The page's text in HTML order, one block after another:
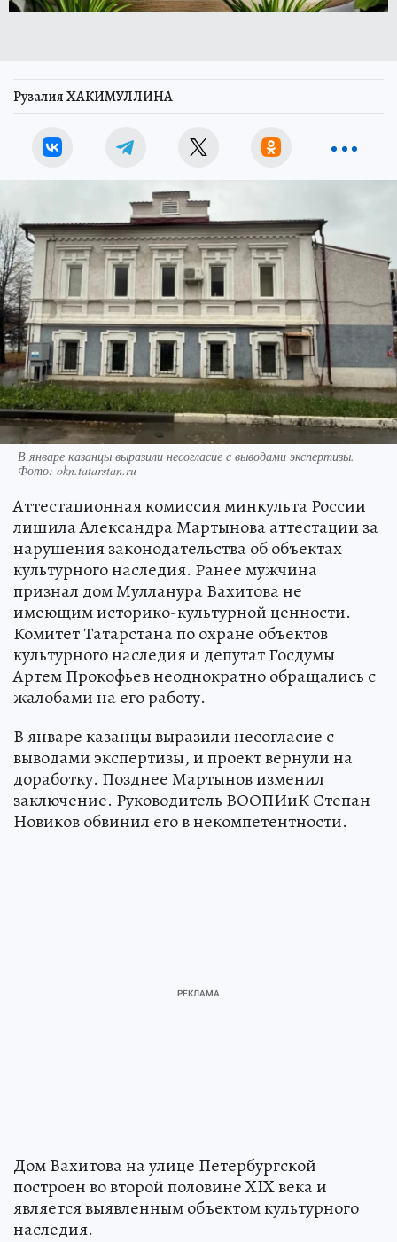
Рузалия ХАКИМУЛЛИНА
В январе казанцы выразили несогласие с выводами экспертизы.
Фото: okn.tatarstan.ru
Аттестационная комиссия минкульта России
лишила Александра Мартынова аттестации за
нарушения законодательства об объектах
культурного наследия. Ранее мужчина
признал дом Мулланура Вахитова не
имеющим историко-культурной ценности.
Комитет Татарстана по охране объектов
культурного наследия и депутат Госдумы
Артем Прокофьев неоднократно обращались с
жалобами на его работу.
В январе казанцы выразили несогласие с
выводами экспертизы, и проект вернули на
доработку. Позднее Мартынов изменил
заключение. Руководитель ВООПИиК Степан
Новиков обвинил его в некомпетентности.
Дом Вахитова на улице Петербургской
построен во второй половине XIX века и
является выявленным объектом культурного
наследия.